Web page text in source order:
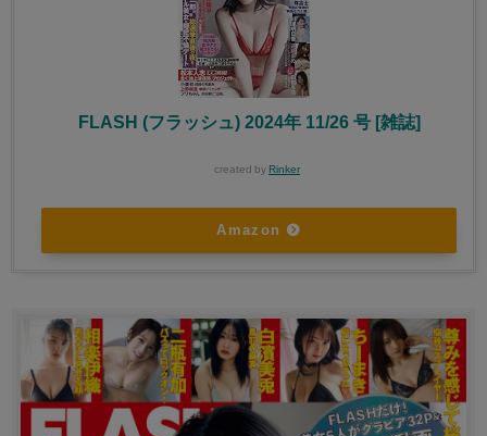
FLASH (フラッシュ) 2024年 11/26 号 [雑誌]
created by Rinker
Amazon